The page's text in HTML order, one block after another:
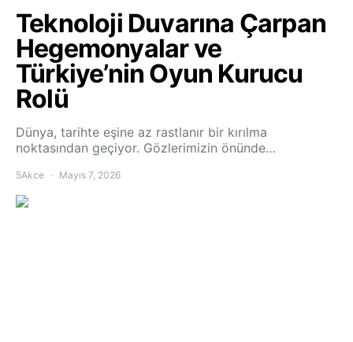
Teknoloji Duvarına Çarpan
Hegemonyalar ve
Türkiye’nin Oyun Kurucu
Rolü
Dünya, tarihte eşine az rastlanır bir kırılma
noktasından geçiyor. Gözlerimizin önünde…
5Akce Mayıs 7, 2026